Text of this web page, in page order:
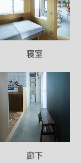
寝室
廊下